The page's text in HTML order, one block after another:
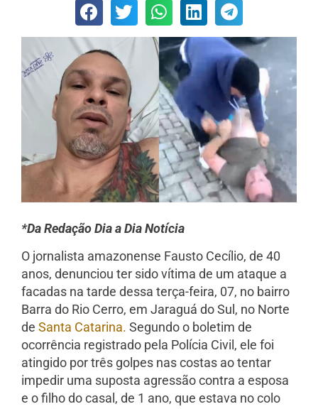
*Da Redação Dia a Dia Notícia
O jornalista amazonense Fausto Cecílio, de 40
anos, denunciou ter sido vítima de um ataque a
facadas na tarde dessa terça-feira, 07, no bairro
Barra do Rio Cerro, em Jaraguá do Sul, no Norte
de Santa Catarina. Segundo o boletim de
ocorrência registrado pela Polícia Civil, ele foi
atingido por três golpes nas costas ao tentar
impedir uma suposta agressão contra a esposa
e o filho do casal, de 1 ano, que estava no colo